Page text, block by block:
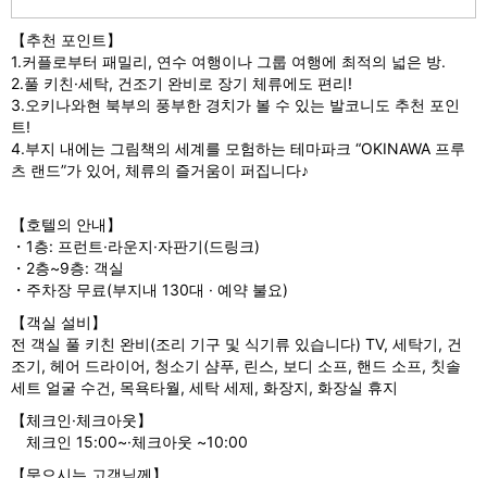
e
vi
o
u
s
e
【추천 포인트】
1.커플로부터 패밀리, 연수 여행이나 그룹 여행에 최적의 넓은 방.
2.풀 키친·세탁, 건조기 완비로 장기 체류에도 편리!
3.오키나와현 북부의 풍부한 경치가 볼 수 있는 발코니도 추천 포인
트!
4.부지 내에는 그림책의 세계를 모험하는 테마파크 “OKINAWA 프루
츠 랜드”가 있어, 체류의 즐거움이 퍼집니다♪
【호텔의 안내】
・1층: 프런트·라운지·자판기(드링크)
・2층~9층: 객실
・주차장 무료(부지내 130대 · 예약 불요)
【객실 설비】
전 객실 풀 키친 완비(조리 기구 및 식기류 있습니다) TV, 세탁기, 건
조기, 헤어 드라이어, 청소기 샴푸, 린스, 보디 소프, 핸드 소프, 칫솔
세트 얼굴 수건, 목욕타월, 세탁 세제, 화장지, 화장실 휴지
【체크인·체크아웃】
체크인 15:00~·체크아웃 ~10:00
【묵으시는 고객님께】